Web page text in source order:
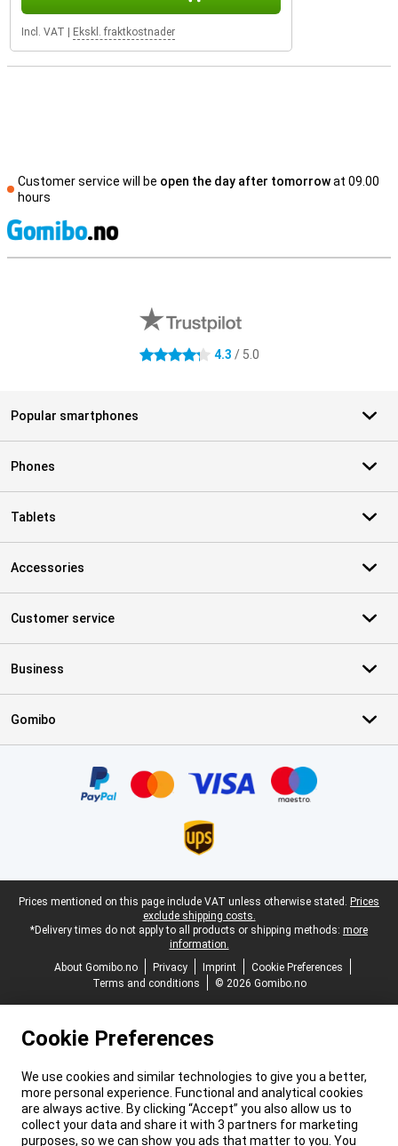
Incl. VAT Ekskl. fraktkostnader
Customer service will be open the day after tomorrowat 09.00
hours
4.3 stars 4.3 / 5.0
Popular smartphones
Phones
Tablets
Accessories
Customer service
Business
Gomibo
Legal footer
Prices mentioned on this page include VAT unless otherwise stated. Prices
exclude shipping costs.
*Delivery times do not apply to all products or shipping methods: more
information.
About Gomibo.no
Privacy Imprint
Cookie Preferences
Terms and conditions
© 2026 Gomibo.no
Cookie Preferences
We use cookies and similar technologies to give you a better,
more personal experience. Functional and analytical cookies
are always active. By clicking “Accept” you also allow us to
collect your data and share it with 3 partners for marketing
purposes, so we can show you ads that matter to you. You